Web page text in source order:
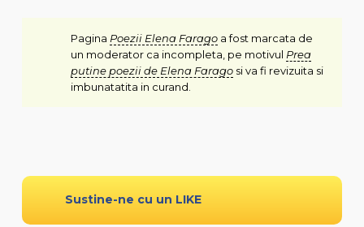
Pagina Poezii Elena Faragoa fost marcata de
un moderator ca incompleta, pe motivul Prea
putine poezii de Elena Faragosi va fi revizuita si
imbunatatita in curand.
Sustine-ne cu un LIKE